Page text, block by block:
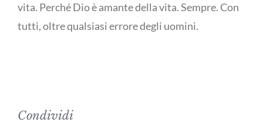
vita. Perché Dio è amante della vita. Sempre. Con
tutti, oltre qualsiasi errore degli uomini.
Condividi